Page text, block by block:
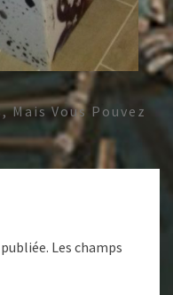
Vous Pouvez
Les champs